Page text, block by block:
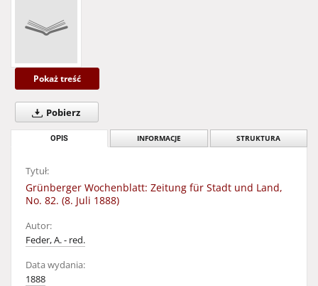
Pokaż treść
Pobierz
OPIS INFORMACJE STRUKTURA
Tytuł:
Grünberger Wochenblatt: Zeitung für Stadt und Land,
No. 82. (8. Juli 1888)
Autor:
Feder, A. - red.
Data wydania:
1888